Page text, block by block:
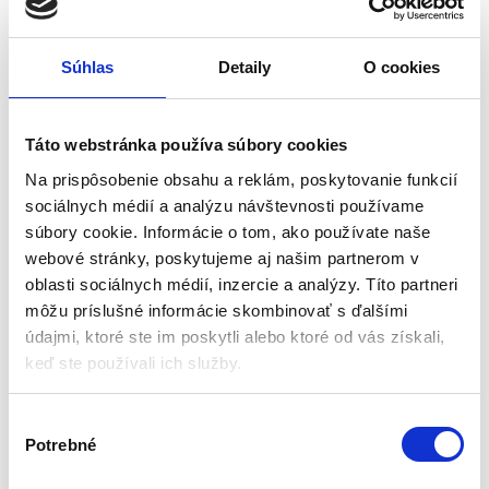
Súhlas Detaily O cookies
Táto webstránka používa súbory cookies
Na prispôsobenie obsahu a reklám, poskytovanie funkcií
sociálnych médií a analýzu návštevnosti používame
súbory cookie. Informácie o tom, ako používate naše
webové stránky, poskytujeme aj našim partnerom v
oblasti sociálnych médií, inzercie a analýzy. Títo partneri
môžu príslušné informácie skombinovať s ďalšími
údajmi, ktoré ste im poskytli alebo ktoré od vás získali,
keď ste používali ich služby.
Potrebné
Maximálne zaťaženie : 120 kg
55,40€bez DPH)
★★★★★
(55,40
★★★★★
Fínske hojdacie kreslo s
Ušiak kreslo s podnožkou,